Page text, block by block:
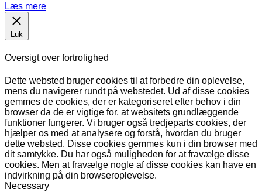
Læs mere
Luk
Oversigt over fortrolighed
Dette websted bruger cookies til at forbedre din oplevelse,
mens du navigerer rundt på webstedet. Ud af disse cookies
gemmes de cookies, der er kategoriseret efter behov i din
browser da de er vigtige for, at websitets grundlæggende
funktioner fungerer. Vi bruger også tredjeparts cookies, der
hjælper os med at analysere og forstå, hvordan du bruger
dette websted. Disse cookies gemmes kun i din browser med
dit samtykke. Du har også muligheden for at fravælge disse
cookies. Men at fravælge nogle af disse cookies kan have en
indvirkning på din browseroplevelse.
Necessary